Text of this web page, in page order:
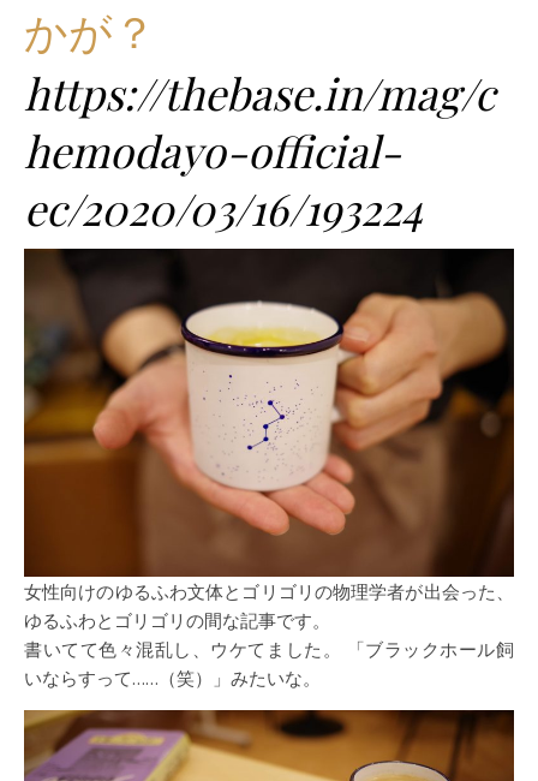
かが？
https://thebase.in/mag/c
hemodayo-official-
ec/2020/03/16/193224
女性向けのゆるふわ文体とゴリゴリの物理学者が出会った、
ゆるふわとゴリゴリの間な記事です。
書いてて色々混乱し、ウケてました。 「ブラックホール飼
いならすって……（笑）」みたいな。